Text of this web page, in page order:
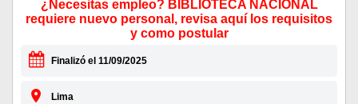
¿Necesitas empleo? BIBLIOTECA NACIONAL
requiere nuevo personal, revisa aquí los requisitos
y como postular
Finalizó el 11/09/2025
Lima